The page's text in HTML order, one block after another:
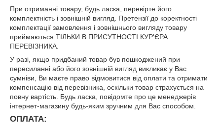
При отриманні товару, будь ласка, перевірте його
комплектність і зовнішній вигляд. Претензії до коректності
комплектації замовлення і зовнішнього вигляду товару
приймаються ТІЛЬКИ В ПРИСУТНОСТІ КУР'ЄРА
ПЕРЕВІЗНИКА.
У разі, якщо придбаний товар був пошкоджений при
пересиланні або його зовнішній вигляд викликає у Вас
сумніви, Ви маєте право відмовитися від оплати та отримати
компенсацію від перевізника, оскільки товар страхується на
повну вартість. Будь ласка, повідомте про це менеджерів
інтернет-магазину будь-яким зручним для Вас способом.
ОПЛАТА: